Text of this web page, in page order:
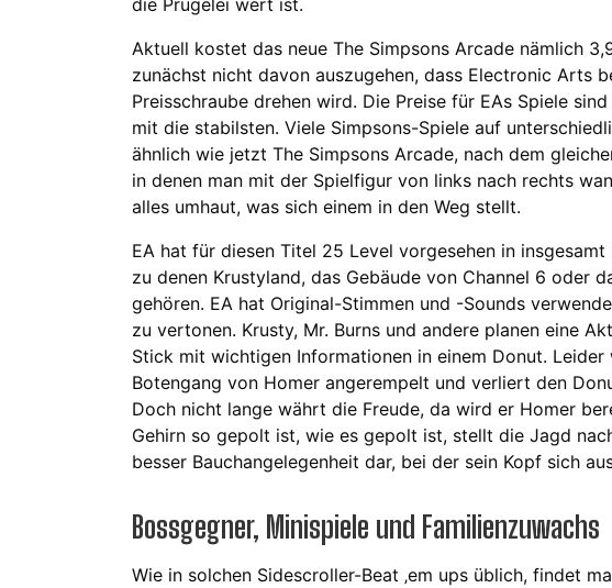
die Prügelei wert ist.
Aktuell kostet das neue The Simpsons Arcade nämlich
zunächst nicht davon auszugehen, dass Electronic Arts
Preisschraube drehen wird. Die Preise für EAs Spiele
mit die stabilsten. Viele Simpsons-Spiele auf
ähnlich wie jetzt The Simpsons Arcade, nach dem
in denen man mit der Spielfigur von links nach rechts
alles umhaut, was sich einem in den Weg stellt.
EA hat für diesen Titel 25 Level vorgesehen in
zu denen Krustyland, das Gebäude von Channel 6 oder
gehören. EA hat Original-Stimmen und -Sounds
zu vertonen. Krusty, Mr. Burns und andere planen eine
Stick mit wichtigen Informationen in einem Donut.
Botengang von Homer angerempelt und verliert den
Doch nicht lange währt die Freude, da wird er Homer
Gehirn so gepolt ist, wie es gepolt ist, stellt die Jagd
besser Bauchangelegenheit dar, bei der sein Kopf sich
Bossgegner, Minispiele und Familienzuwachs
Wie in solchen Sidescroller-Beat ‚em ups üblich, findet